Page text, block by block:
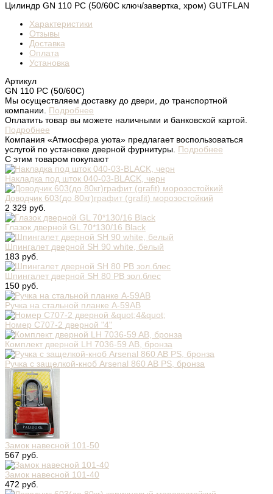
Цилиндр GN 110 PC (50/60С ключ/завертка, хром) GUTFLAN
Характеристики
Отзывы
Доставка
Оплата
Установка
Артикул
GN 110 PC (50/60С)
Мы осуществляем доставку до двери, до транспортной
компании. Подробнее
Оплатить товар вы можете наличными и банковской картой.
Подробнее
Компания «Атмосфера уюта» предлагает воспользоваться
услугой по установке дверной фурнитуры. Подробнее
С этим товаром покупают
Накладка под шток 040-03-BLACK, черн
Доводчик 603(до 80кг)графит (grafit) морозостойкий
2 329 руб.
Глазок дверной GL 70*130/16 Black
Шпингалет дверной SH 90 white, белый
183 руб.
Шпингалет дверной SH 80 PB зол.блес
150 руб.
Ручка на стальной планке A-59AB
Номер C707-2 дверной "4"
Комплект дверной LH 7036-59 AB, бронза
Ручка с защелкой-кноб Arsenal 860 AB PS, бронза
Замок навесной 101-50
567 руб.
Замок навесной 101-40
472 руб.